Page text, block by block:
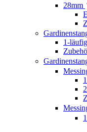
28mm
1-läufig